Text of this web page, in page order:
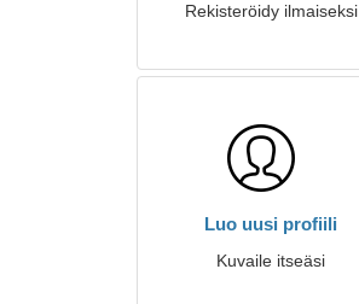
Rekisteröidy ilmaiseksi
Luo uusi profiili
Kuvaile itseäsi